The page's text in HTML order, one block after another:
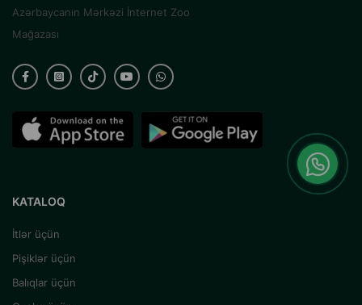
Azərbaycanın Mərkəzi İnternet Zoo
Mağazası
KATALOQ
İtlər üçün
Pişiklər üçün
Balıqlar üçün